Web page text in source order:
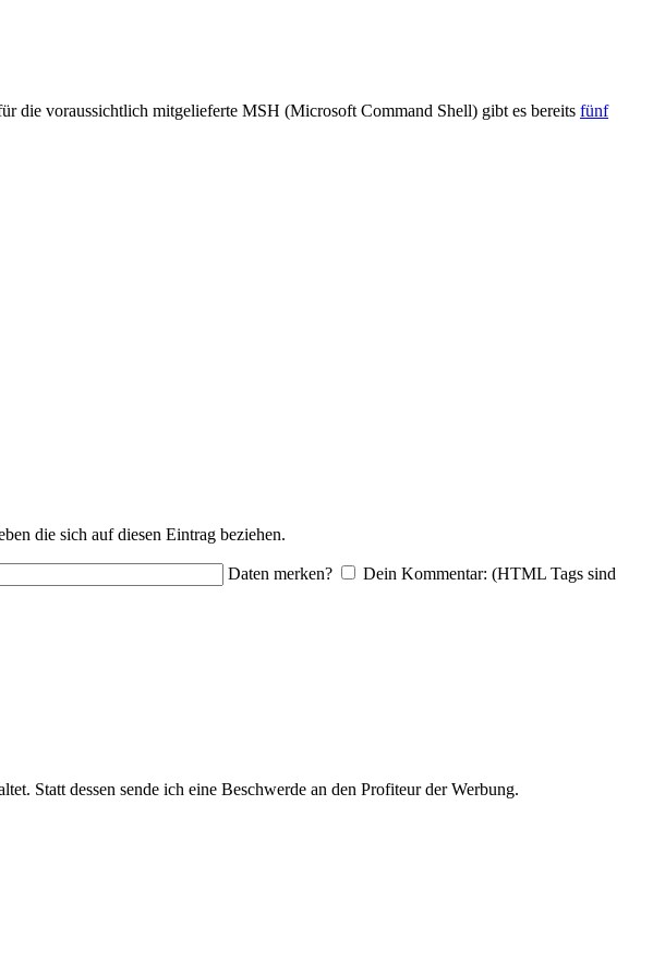
die voraussichtlich mitgelieferte MSH (Microsoft Command Shell) gibt es bereits fünf
die sich auf diesen Eintrag beziehen.
Daten merken? Dein Kommentar: (HTML Tags sind
Statt dessen sende ich eine Beschwerde an den Profiteur der Werbung.